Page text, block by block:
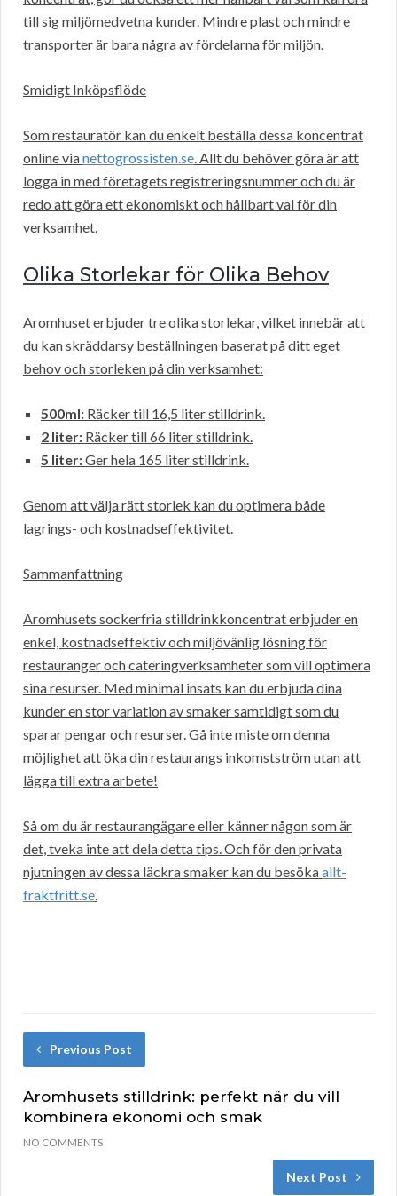
till sig miljömedvetna kunder. Mindre plast och mindre
transporter är bara några av fördelarna för miljön.
Smidigt Inköpsflöde
Som restauratör kan du enkelt beställa dessa koncentrat
online vianettogrossisten.se. Allt du behöver göra är att
logga in med företagets registreringsnummer och du är
redo att göra ett ekonomiskt och hållbart val för din
verksamhet.
Olika Storlekar för Olika Behov
Aromhuset erbjuder tre olika storlekar, vilket innebär att
du kan skräddarsy beställningen baserat på ditt eget
behov och storleken på din verksamhet:
500ml: Räcker till 16,5 liter stilldrink.
2 liter: Räcker till 66 liter stilldrink.
5 liter:Ger hela 165 liter stilldrink.
Genom att välja rätt storlek kan du optimera både
lagrings- och kostnadseffektivitet.
Sammanfattning
Aromhusets sockerfria stilldrinkkoncentrat erbjuder en
enkel, kostnadseffektiv och miljövänlig lösning för
restauranger och cateringverksamheter som vill optimera
sina resurser. Med minimal insats kan du erbjuda dina
kunder en stor variation av smaker samtidigt som du
sparar pengar och resurser. Gå inte miste om denna
möjlighet att öka din restaurangs inkomstström utan att
lägga till extra arbete!
Så om du är restaurangägare eller känner någon som är
det, tveka inte att dela detta tips. Och för den privata
njutningen av dessa läckra smaker kan du besökaallt-
fraktfritt.se.
Previous Post
Aromhusets stilldrink: perfekt när du vill
kombinera ekonomi och smak
NO COMMENTS
Next Post